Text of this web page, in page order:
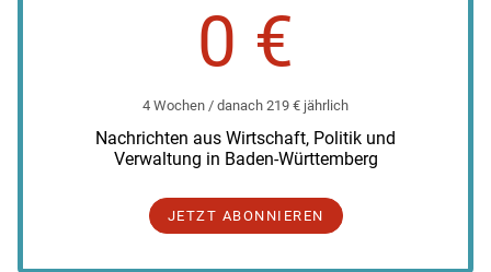
0 €
4 Wochen / danach 219 € jährlich
Nachrichten aus Wirtschaft, Politik und
Verwaltung in Baden-Württemberg
JETZT ABONNIEREN